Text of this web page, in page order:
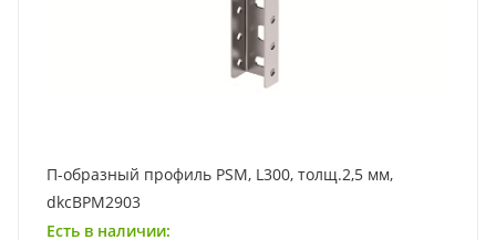
П-образный профиль PSM, L300, толщ.2,5 мм,
dkcBPM2903
Есть в наличии: